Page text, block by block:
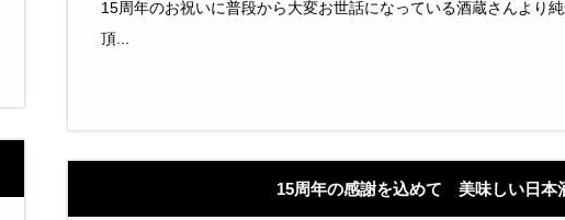
15周年のお祝いに普段から大変お世話になっている酒蔵さんより
頂...
15周年の感謝を込めて 美味しい日本